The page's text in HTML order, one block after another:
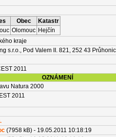
Obec
Katastr
Olomouc Hejčín
kraje
s.r.o., Pod Valem II. 821, 252 43
2011
OZNÁMENÍ
Natura 2000
2011
(7958 kB) - 19.05.2011 10:18:19